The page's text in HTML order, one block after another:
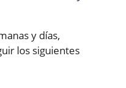
y días,
los siguientes